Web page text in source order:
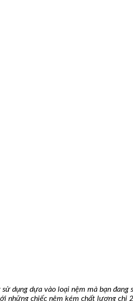
dụng dựa vào loại nệm mà bạn đang
chiếc nệm kém chất lượng chỉ